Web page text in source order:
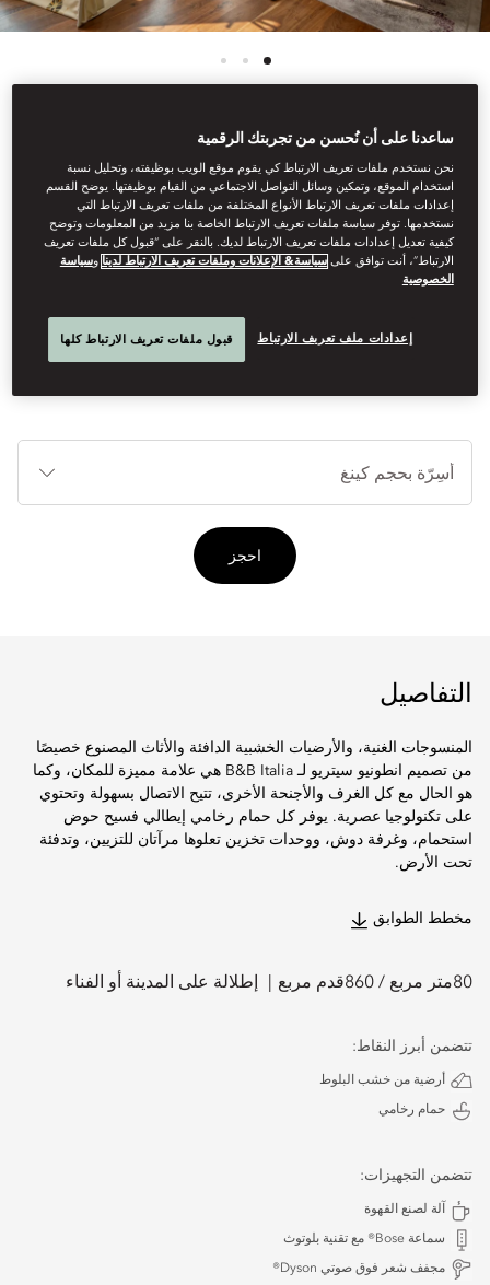
غرفة عائلية
هذا المزيج الفريد، الذي يحتوي على غرفتين متصلتين، يعد خيارًا مثاليًا
واسع وتصميم انسيابي يمنحك شعورًا بالاتساع والأناقة.
احجز
التفاصيل
المنسوجات الغنية، والأرضيات الخشبية الدافئة والأثاث المصنوع خصيصًا
من تصميم انطونيو سيتريو لـ B&B Italia هي علامة مميزة للمكان، وكما
هو الحال مع كل الغرف والأجنحة الأخرى، تتيح الاتصال بسهولة وتحتوي
على تكنولوجيا عصرية. يوفر كل حمام رخامي إيطالي فسيح حوض
استحمام، وغرفة دوش، ووحدات تخزين تعلوها مرآتان للتزيين، وتدفئة
تحت الأرض.
مخطط الطوابق
80متر مربع / 860قدم مربع إطلالة على المدينة أو الفناء
تتضمن أبرز النقاط:
أرضية من خشب البلوط
حمام رخامي
تتضمن التجهيزات:
آلة لصنع القهوة
سماعة Bose® مع تقنية بلوتوث
مجفف شعر فوق صوتي Dyson®
ساعدنا على أن نُحسن من تجربتك الرقمية
نحن نستخدم ملفات تعريف الارتباط كي يقوم موقع الويب بوظيفته، وتحليل نسبة
استخدام الموقع، وتمكين وسائل التواصل الاجتماعي من القيام بوظيفتها. يوضح القسم
إعدادات ملفات تعريف الارتباط الأنواع المختلفة من ملفات تعريف الارتباط التي
نستخدمها. توفر سياسة ملفات تعريف الارتباط الخاصة بنا مزيد من المعلومات وتوضح
كيفية تعديل إعدادات ملفات تعريف الارتباط لديك. بالنقر على “قبول كل ملفات تعريف
الارتباط”، أنت توافق علىسياسة& الإعلانات وملفات تعريف الارتباط لدينا وسياسة
الخصوصية
إعدادات ملف تعريف الارتباط قبول ملفات تعريف الارتباط كلها